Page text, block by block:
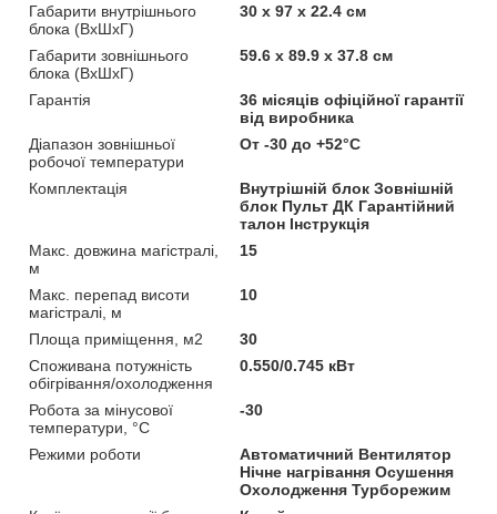
Габарити внутрішнього
блока (ВхШхГ)
30 х 97 х 22.4 см
Габарити зовнішнього
блока (ВхШхГ)
59.6 х 89.9 х 37.8 см
Гарантія
36 місяців офіційної гарантії
від виробника
Діапазон зовнішньої
робочої температури
От -30 до +52°C
Комплектація
Внутрішній блок Зовнішній
блок Пульт ДК Гарантійний
талон Інструкція
Макс. довжина магістралі,
м
15
Макс. перепад висоти
магістралі, м
10
Площа приміщення, м2
30
Споживана потужність
обігрівання/охолодження
0.550/0.745 кВт
Робота за мінусової
температури, °C
-30
Режими роботи
Автоматичний Вентилятор
Нічне нагрівання Осушення
Охолодження Турборежим